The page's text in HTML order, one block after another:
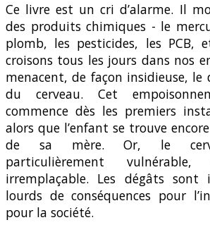
Ce livre est un cri d’alarme. Il
des produits chimiques - le
plomb, les pesticides, les PCB,
croisons tous les jours dans nos
menacent, de façon insidieuse, le
du cerveau. Cet
commence dès les premiers
alors que l’enfant se trouve
de sa mère. Or, le
particulièrement
irremplaçable. Les dégâts sont
lourds de conséquences pour
pour la société.